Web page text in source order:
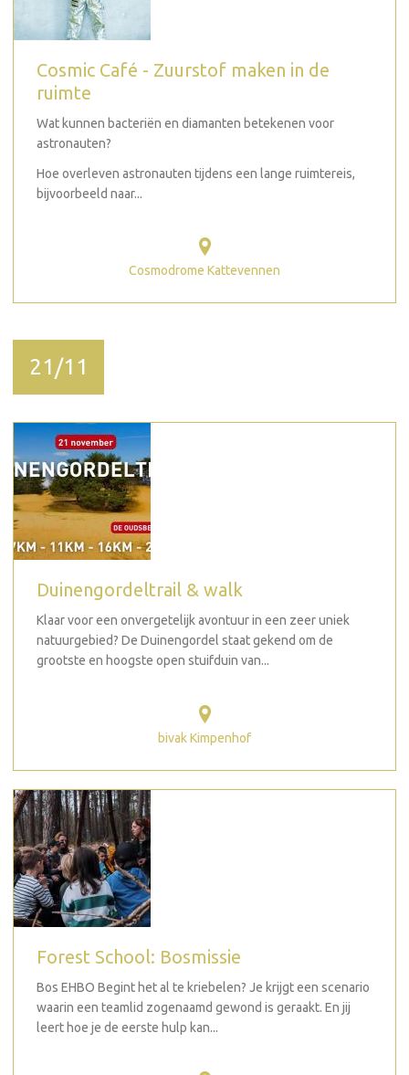
Cosmic Café - Zuurstof maken in de
ruimte
Wat kunnen bacteriën en diamanten betekenen voor
astronauten?
Hoe overleven astronauten tijdens een lange ruimtereis,
bijvoorbeeld naar...
Cosmodrome Kattevennen
21/11
Duinengordeltrail & walk
Klaar voor een onvergetelijk avontuur in een zeer uniek
natuurgebied? De Duinengordel staat gekend om de
grootste en hoogste open stuifduin van...
bivak Kimpenhof
Forest School: Bosmissie
Bos EHBO Begint het al te kriebelen? Je krijgt een scenario
waarin een teamlid zogenaamd gewond is geraakt. En jij
leert hoe je de eerste hulp kan...